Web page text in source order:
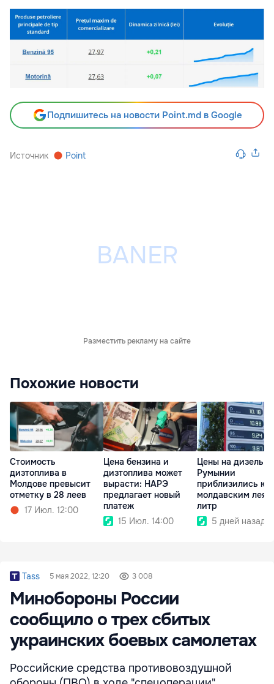
Подпишитесь на новости Point.md в Google
Источник Point
Разместить рекламу на сайте
Похожие новости
Стоимость
дизтоплива в
Молдове превысит
отметку в 28 леев
17 Июл. 12:00
Цена бензина и
дизтоплива может
вырасти: НАРЭ
предлагает новый
платеж
15 Июл. 14:00
Цены на дизель в
Румынии
приблизились к
молдавским леям
литр
5 дней назад
Tass 5 мая 2022, 12:20 3 008
Минобороны России
сообщило о трех сбитых
украинских боевых самолетах
Российские средства противовоздушной